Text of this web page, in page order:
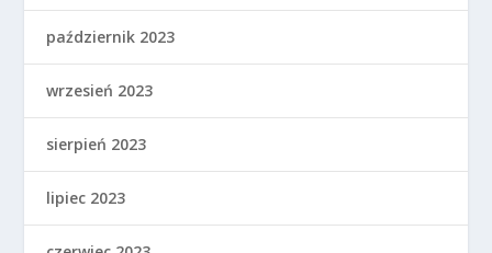
październik 2023
wrzesień 2023
sierpień 2023
lipiec 2023